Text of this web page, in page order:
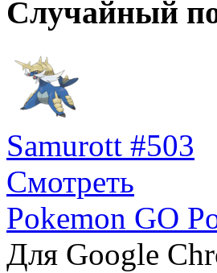
Случайный
Samurott #503
Смотреть
Pokemon GO
Для Google